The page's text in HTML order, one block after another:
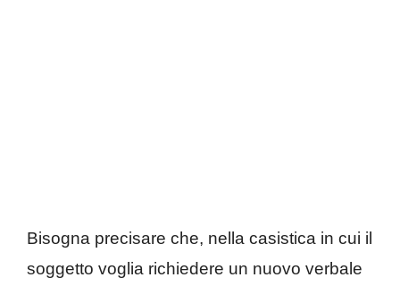
Bisogna precisare che, nella casistica in cui il
soggetto voglia richiedere un nuovo verbale